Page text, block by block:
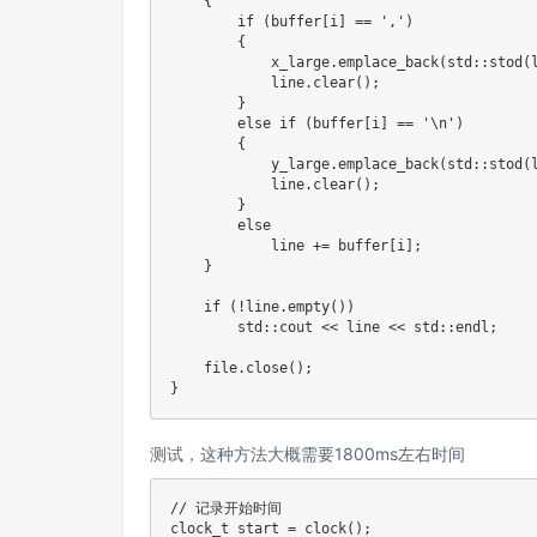
if
( buffer i == ',' )
{
            x_large
.emplace_back( std :: stod (
            line
. clear( ) ;
}
else if ( buffer i == '\n' )
{
            y_large
.emplace_back( std :: stod (
            line
. clear( ) ;
}
else
            line
+= buffer i
;
}
if ( ! line.empty( ) )
        std
:: cout << line << std ::endl ;
    file
. close( ) ;
}
测试，这种方法大概需要1800ms左右时间
// 记录开始时间
clock_t start = clock( ) ;